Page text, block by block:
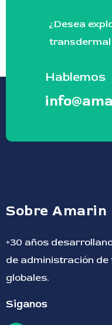
¿Desea
Hablemos
Sobre Amarin
+30 años
de administración
globales.
Siganos